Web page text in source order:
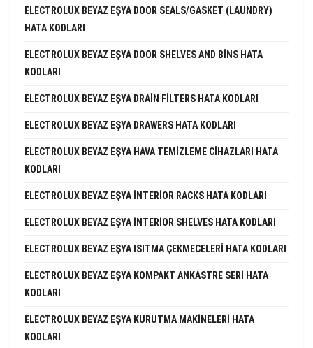
ELECTROLUX BEYAZ EŞYA DOOR SEALS/GASKET (LAUNDRY)
HATA KODLARI
ELECTROLUX BEYAZ EŞYA DOOR SHELVES AND BINS HATA
KODLARI
ELECTROLUX BEYAZ EŞYA DRAIN FILTERS HATA KODLARI
ELECTROLUX BEYAZ EŞYA DRAWERS HATA KODLARI
ELECTROLUX BEYAZ EŞYA HAVA TEMIZLEME CIHAZLARI HATA
KODLARI
ELECTROLUX BEYAZ EŞYA INTERIOR RACKS HATA KODLARI
ELECTROLUX BEYAZ EŞYA INTERIOR SHELVES HATA KODLARI
ELECTROLUX BEYAZ EŞYA ISITMA ÇEKMECELERI HATA KODLARI
ELECTROLUX BEYAZ EŞYA KOMPAKT ANKASTRE SERI HATA
KODLARI
ELECTROLUX BEYAZ EŞYA KURUTMA MAKINELERI HATA
KODLARI